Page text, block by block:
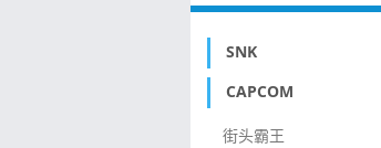
SNK
CAPCOM
街头霸王